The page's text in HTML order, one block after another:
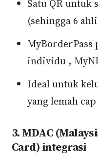
Satu QR untuk
(sehingga 6
MyBorderPass
individu ,
Ideal untuk
yang lemah
3. MDAC
Card) integrasi